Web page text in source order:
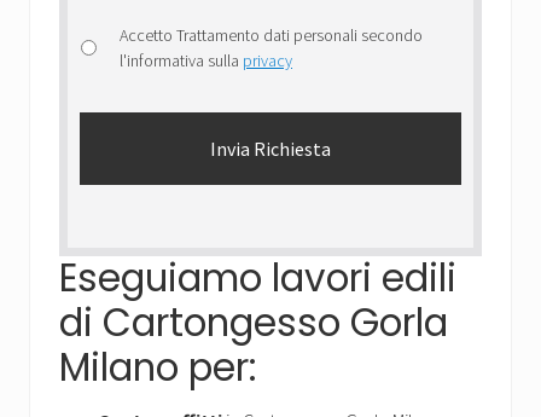
Accetto Trattamento dati personali secondo
l'informativa sulla privacy
Eseguiamo lavori edili
di Cartongesso Gorla
Milano per: